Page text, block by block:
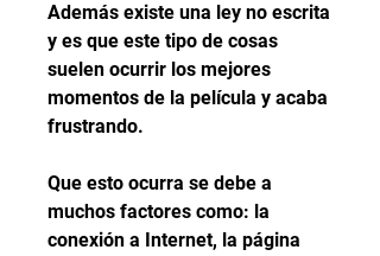
Además existe una ley no escrita
y es que este tipo de cosas
suelen ocurrir los mejores
momentos de la película y acaba
frustrando.
Que esto ocurra se debe a
muchos factores como: la
conexión a Internet, la página